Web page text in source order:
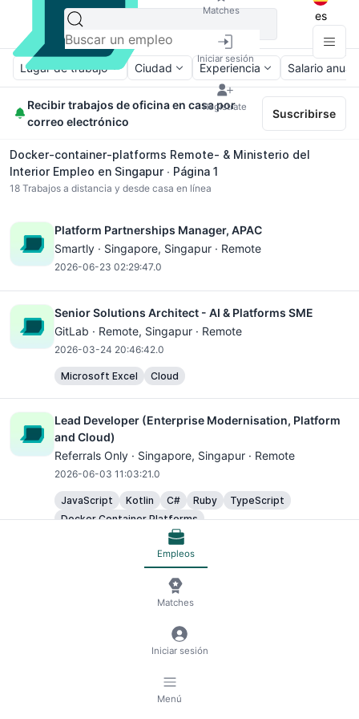
Matches
Iniciar sesión
Regístrate
es
Lugar de trabajo Ciudad Experiencia Salario anual
Recibir trabajos de oficina en casa por
correo electrónico
Suscribirse
Docker-container-platforms Remote- & Ministerio del
Interior Empleo en Singapur ∙ Página 1
18 Trabajos a distancia y desde casa en línea
Platform Partnerships Manager, APAC
Smartly · Singapore, Singapur · Remote
2026-06-23 02:29:47.0
Senior Solutions Architect - AI & Platforms SME
GitLab · Remote, Singapur · Remote
2026-03-24 20:46:42.0
Microsoft Excel Cloud
Lead Developer (Enterprise Modernisation, Platform
and Cloud)
Referrals Only · Singapore, Singapur · Remote
2026-06-03 11:03:21.0
JavaScript Kotlin C# Ruby
TypeScript
Docker Container Platforms
Kubernetes Container Platforms
DevOps Automation Tools
Product Manager - Marketing Automation Platform
, Singapur · Remote
Empleos
Matches
Iniciar sesión
Menú